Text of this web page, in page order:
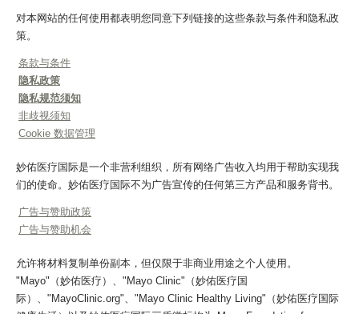
对本网站的任何使用都表明您同意下列链接的这些条款与条件和隐私政
策。
条款与条件
隐私政策
隐私规范须知
非歧视须知
Cookie 数据管理
妙佑医疗国际是一个非营利组织，所有网络广告收入均用于帮助实现我
们的使命。妙佑医疗国际不为广告宣传的任何第三方产品和服务背书。
广告与赞助政策
广告与赞助机会
允许将材料复制单份副本，但仅限于非商业用途之个人使用。
"Mayo"（妙佑医疗）、"Mayo Clinic"（妙佑医疗国
际）、"MayoClinic.org"、"Mayo Clinic Healthy Living"（妙佑医疗国际